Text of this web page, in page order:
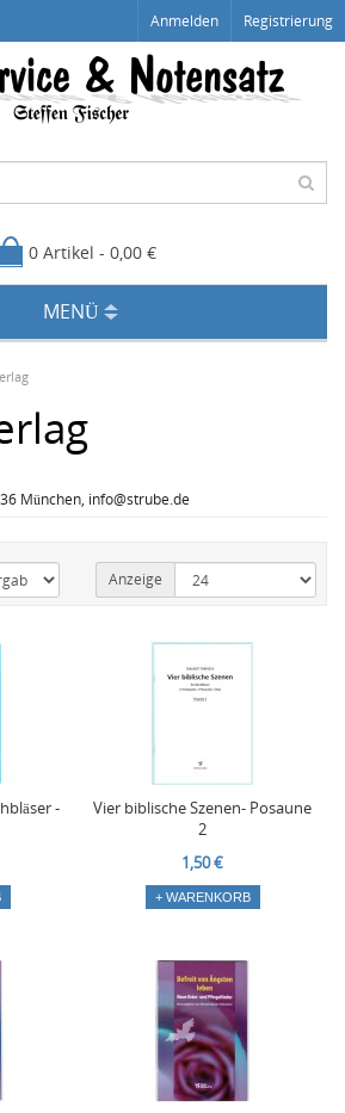
Anmelden Registrierung
0 Artikel - 0,00 €
MENÜ
München, info@strube.de
Anzeige
-
Vier biblische Szenen- Posaune
2
1,50 €
+ WARENKORB